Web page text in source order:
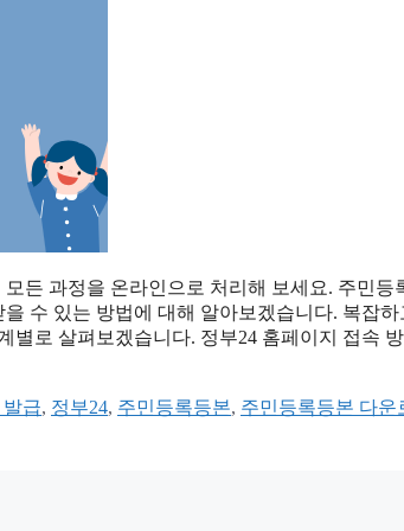
든 과정을 온라인으로 처리해 보세요. 주민등
수 있는 방법에 대해 알아보겠습니다. 복잡하
로 살펴보겠습니다. 정부24 홈페이지 접속
급, 정부24, 주민등록등본, 주민등록등본 다운